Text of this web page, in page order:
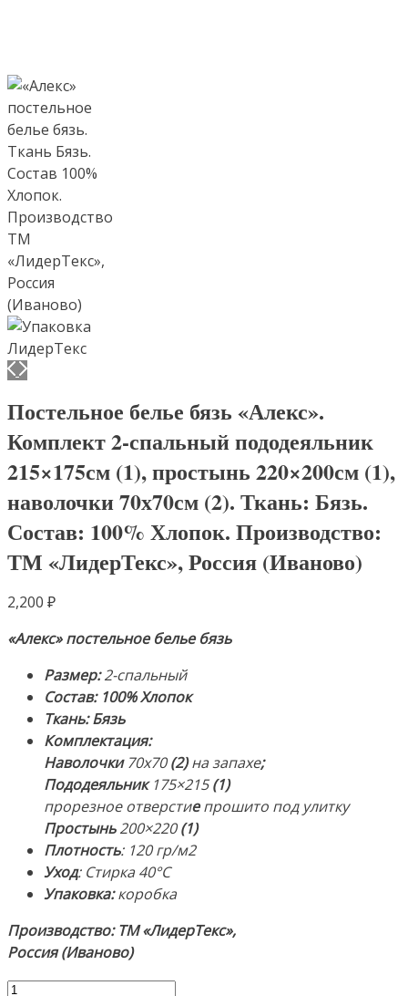
Постельное белье бязь «Алекс».
Комплект 2-спальный пододеяльник
215×175см (1), простынь 220×200см (1),
наволочки 70х70см (2). Ткань: Бязь.
Состав: 100% Хлопок. Производство:
ТМ «ЛидерТекс», Россия (Иваново)
2,200 ₽
«Алекс» постельное белье бязь
Размер:2-спальный
Состав: 100% Хлопок
Ткань: Бязь
Комплектация:
Наволочки70х70(2)на запахе;
Пододеяльник 175×215(1)
прорезное отверстиепрошито под улитку
Простынь200×220(1)
Плотность: 120 гр/м2
Уход: Стирка 40°С
Упаковка:коробка
Производство: ТМ «ЛидерТекс»,
Россия (Иваново)
Количество